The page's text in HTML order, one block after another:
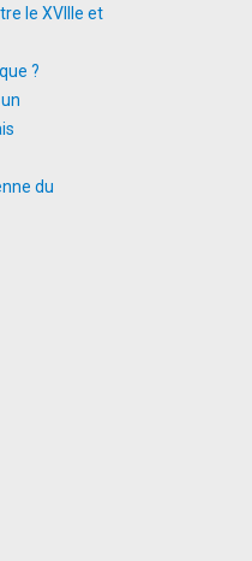
le XVIIIe et
?
du